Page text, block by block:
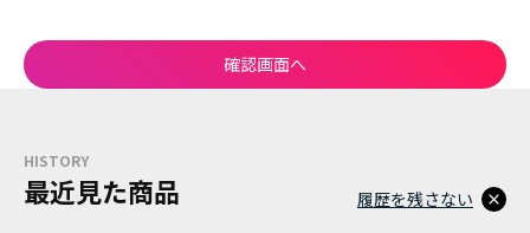
HISTORY
最近見た商品 履歴を残さない